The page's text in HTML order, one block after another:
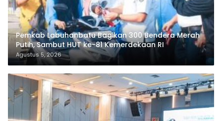
Pemkab Labuhanbatu Bagikan 300 Bendera Merah
Putih, Sambut HUT ke-81 Kemerdekaan RI
Agustus 5, 2026